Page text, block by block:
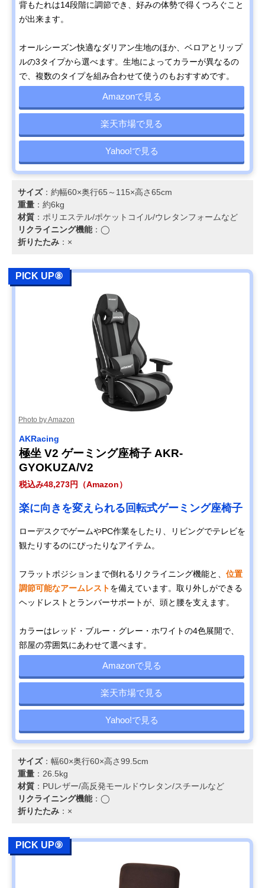
背もたれは14段階に調節でき、好みの体勢で得くつろぐこと
が出来ます。
オールシーズン快適なダリアン生地のほか、ベロアとリップ
ルの3タイプから選べます。生地によってカラーが異なるの
で、複数のタイプを組み合わせて使うのもおすすめです。
Amazonで見る
楽天市場で見る
Yahoo!で見る
サイズ：約幅60×奥行65～115×高さ65cm
重量 ：約6kg
材質 ：ポリエステル/ポケットコイル/ウレタンフォームなど
リクライニング機能：◯
折りたたみ ：×
PICK UP⑧
Photo by Amazon
AKRacing
極坐 V2 ゲーミング座椅子 AKR-
GYOKUZA/V2
税込み48,273円（Amazon）
楽に向きを変えられる回転式ゲーミング座椅子
ローデスクでゲームやPC作業をしたり、リビングでテレビを
観たりするのにぴったりなアイテム。
フラットポジションまで倒れるリクライニング機能と、 位置
調節可能なアームレストを備えています。取り外しができる
ヘッドレストとランバーサポートが、頭と腰を支えます。
カラーはレッド・ブルー・グレー・ホワイトの4色展開で、
部屋の雰囲気にあわせて選べます。
Amazonで見る
楽天市場で見る
Yahoo!で見る
サイズ：幅60×奥行60×高さ99.5cm
重量 ：26.5kg
材質 ：PUレザー/高反発モールドウレタン/スチールなど
リクライニング機能：◯
折りたたみ ：×
PICK UP⑨